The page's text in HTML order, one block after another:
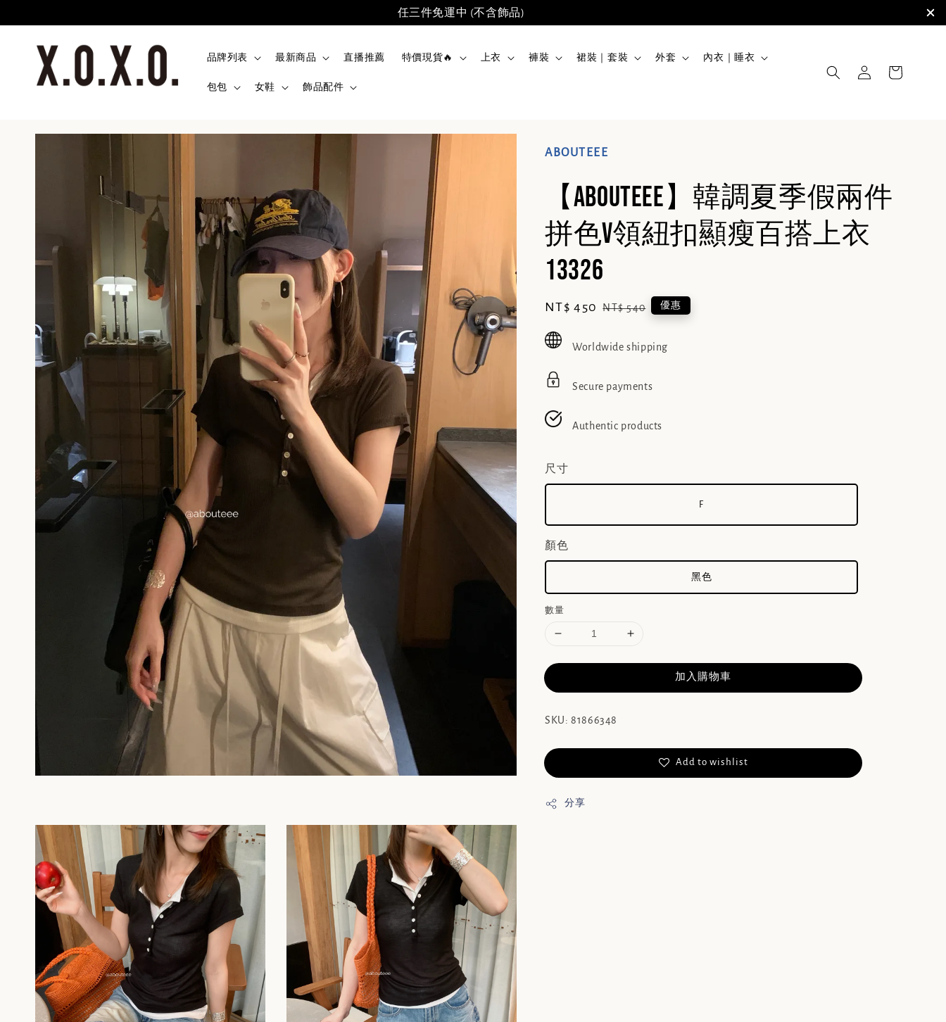
任三件免運中 (不含飾品)
品牌列表 最新商品 直播推薦 特價現貨🔥 上衣 褲裝 裙裝｜套裝 外套 內衣｜睡衣
包包 女鞋 飾品配件
ABOUTEEE
【abouteee】韓調夏季假兩件
拼色v領紐扣顯瘦百搭上衣
13326
Sale
NT$ 450 Regular
NT$ 540 優惠
Worldwide shipping
Secure payments
Authentic products
尺寸
F
顏色
黑色
數量
加入購物車
SKU: 81866348
Add to wishlist
分享